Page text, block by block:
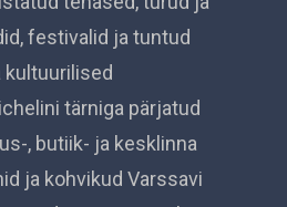
festivalid ja tuntud
kultuurilised
tärniga pärjatud
, butiik- ja kesklinna
ja kohvikud Varssavi